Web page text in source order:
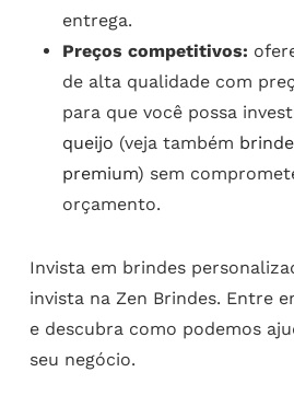
entrega.
Preços competitivos:
de alta qualidade com
para que você possa
queijo (veja também
premium) sem
orçamento.
Invista em brindes
invista na Zen Brindes. Entre
e descubra como podemos
seu negócio.